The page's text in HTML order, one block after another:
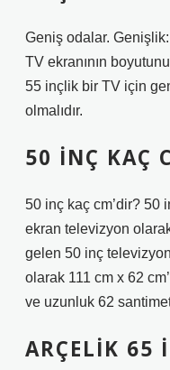
Geniş odalar.
TV ekranının
55 inçlik bir TV için
olmalıdır.
50 INÇ KAÇ
50 inç kaç cm’dir? 50
ekran televizyon olarak
gelen 50 inç
olarak 111 cm x 62
ve uzunluk 62
ARÇELIK 65